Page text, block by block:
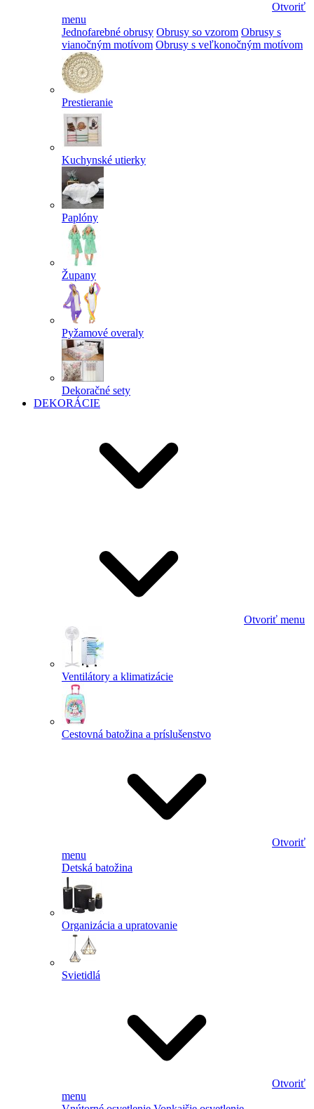
Otvoriť
menu
Jednofarebné obrusy Obrusy so vzorom Obrusy s
vianočným motívom Obrusy s veľkonočným motívom
Prestieranie
Kuchynské utierky
Paplóny
Župany
Pyžamové overaly
Dekoračné sety
DEKORÁCIE
Otvoriť menu
Ventilátory a klimatizácie
Cestovná batožina a príslušenstvo
Otvoriť
menu
Detská batožina
Organizácia a upratovanie
Svietidlá
Otvoriť
menu